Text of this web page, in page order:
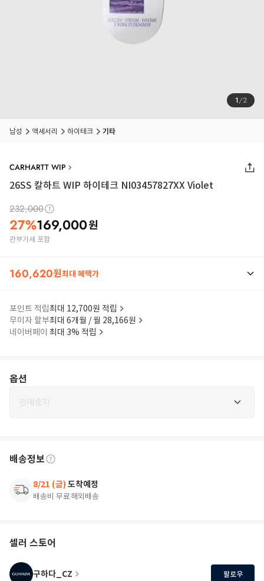
1/2
남성 액세서리 하이테크 기타
CARHARTT WIP
26SS 칼하트 WIP 하이테크 NI03457827XX Violet
232,000
27%169,000원
관부가세 포함
160,620원최대 혜택가
포인트 적립최대 12,700원 적립
무이자 할부최대 6개월 / 월 28,166원
네이버페이 최대 3% 적립
옵션
판매중지
배송정보
8/21 (금) 도착예정
배송비 무료해외배송
셀러 스토어
구하다_CZ 팔로우